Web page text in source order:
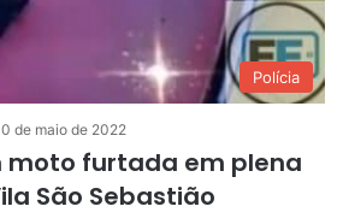
Polícia
de maio de 2022
moto furtada em plena
São Sebastião